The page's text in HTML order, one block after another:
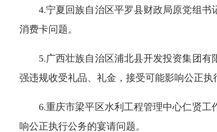
4.宁夏回族自治区平罗县财政局原党组书
消费卡问题。
5.广西壮族自治区浦北县开发投资集团
强违规收受礼品、礼金，接受可能影响公正
6.重庆市梁平区水利工程管理中心仁贤工
响公正执行公务的宴请问题。